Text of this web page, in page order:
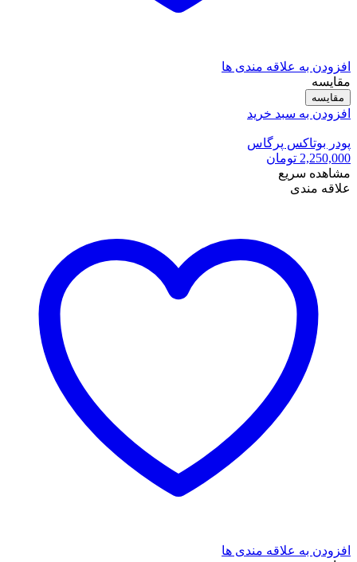
افزودن به علاقه مندی ها
مقایسه
مقایسه
افزودن به سبد خرید
پودر بوتاکس پرگاس
2,250,000 تومان
مشاهده سریع
علاقه مندی
افزودن به علاقه مندی ها